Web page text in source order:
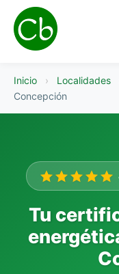
Inicio › Localidades
Concepción
Tu